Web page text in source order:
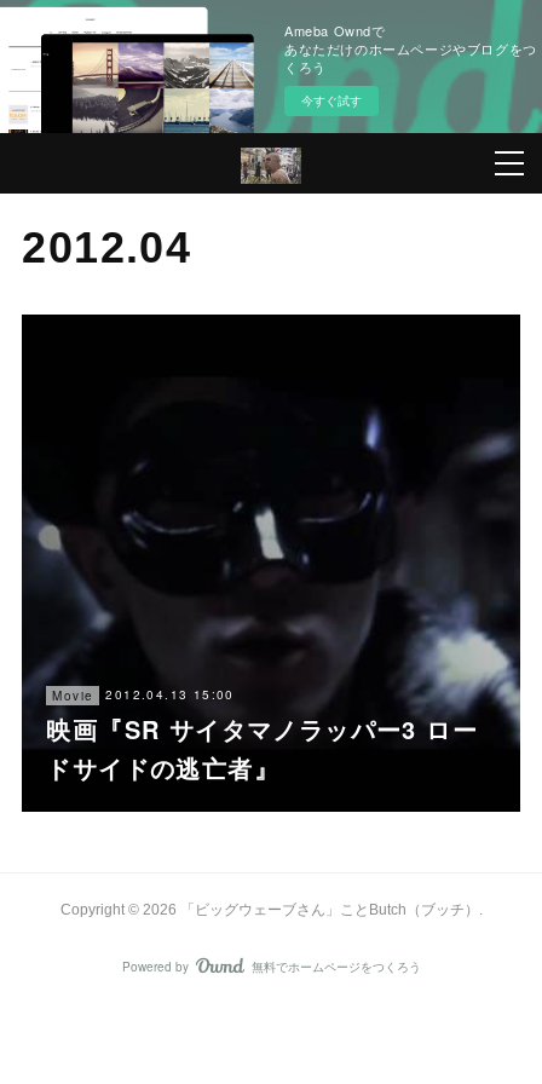
Ameba Owndで
あなただけのホームページやブログをつ
くろう
今すぐ試す
2012.04
Movie 2012.04.13 15:00
映画『SR サイタマノラッパー3 ロー
ドサイドの逃亡者』
Copyright © 2026 「ビッグウェーブさん」ことButch（ブッチ） .
Powered by AmebaOwnd
無料でホームページをつくろう